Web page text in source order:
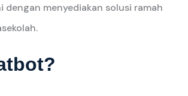
dengan menyediakan solusi ramah